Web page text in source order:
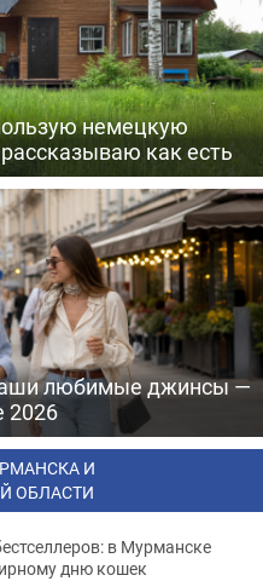
немецкую
как есть
любимые джинсы —
2026
И
ОБЛАСТИ
в Мурманске
дню кошек